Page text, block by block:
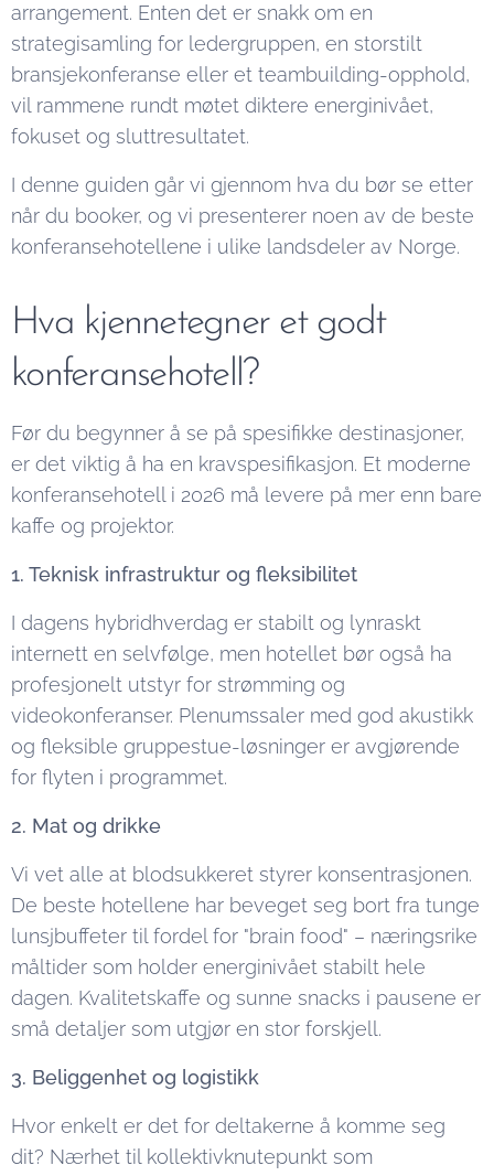
arrangement. Enten det er snakk om en
strategisamling for ledergruppen, en storstilt
bransjekonferanse eller et teambuilding-opphold,
vil rammene rundt møtet diktere energinivået,
fokuset og sluttresultatet.
I denne guiden går vi gjennom hva du bør se etter
når du booker, og vi presenterer noen av de beste
konferansehotellene i ulike landsdeler av Norge.
Hva kjennetegner et godt
konferansehotell?
Før du begynner å se på spesifikke destinasjoner,
er det viktig å ha en kravspesifikasjon. Et moderne
konferansehotell i 2026 må levere på mer enn bare
kaffe og projektor.
1. Teknisk infrastruktur og fleksibilitet
I dagens hybridhverdag er stabilt og lynraskt
internett en selvfølge, men hotellet bør også ha
profesjonelt utstyr for strømming og
videokonferanser. Plenumssaler med god akustikk
og fleksible gruppestue-løsninger er avgjørende
for flyten i programmet.
2. Mat og drikke
Vi vet alle at blodsukkeret styrer konsentrasjonen.
De beste hotellene har beveget seg bort fra tunge
lunsjbuffeter til fordel for "brain food" – næringsrike
måltider som holder energinivået stabilt hele
dagen. Kvalitetskaffe og sunne snacks i pausene er
små detaljer som utgjør en stor forskjell.
3. Beliggenhet og logistikk
Hvor enkelt er det for deltakerne å komme seg
dit? Nærhet til kollektivknutepunkt som